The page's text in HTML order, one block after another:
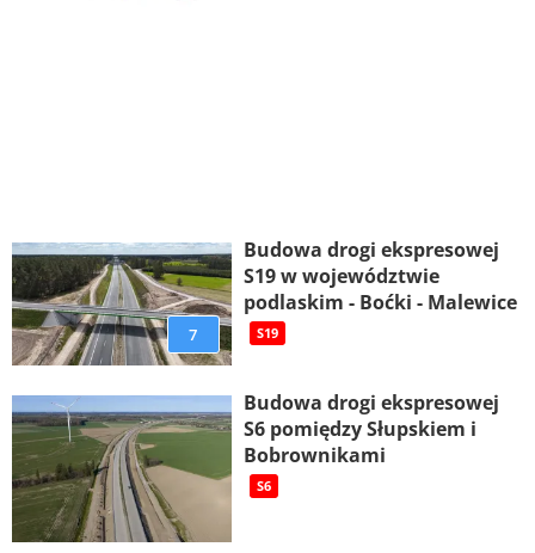
7
Budowa drogi ekspresowej
S19 w województwie
podlaskim - Boćki - Malewice
S19
Budowa drogi ekspresowej
S6 pomiędzy Słupskiem i
Bobrownikami
S6